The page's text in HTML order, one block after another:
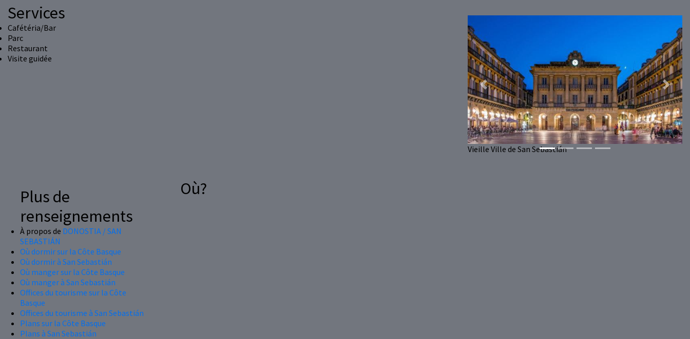
Services
Cafétéria/Bar
Parc
Restaurant
Visite guidée
Vieille Ville de San Sebastián
Previous Next
Plus de
renseignements
À propos de DONOSTIA / SAN
SEBASTIÁN
Où dormir sur la Côte Basque
Où dormir à San Sebastián
Où manger sur la Côte Basque
Où manger à San Sebastián
Offices du tourisme sur la Côte
Basque
Offices du tourisme à San Sebastián
Plans sur la Côte Basque
Plans à San Sebastián
Où?